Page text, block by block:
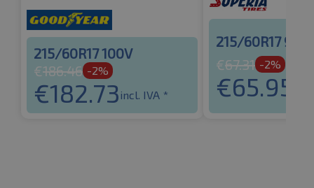
215/60R17 100V
€186.46 -2%
€182.73 incl. IVA *
215/60R17 96H
€67.31 -2%
€65.95